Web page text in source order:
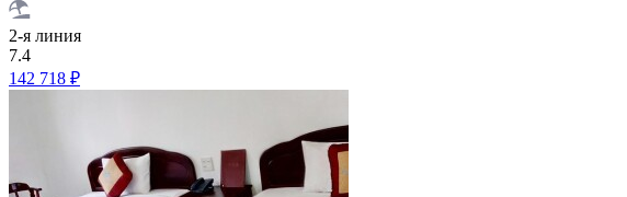
2-я линия
7.4
142 718 ₽